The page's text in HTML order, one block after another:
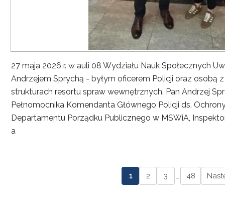
27 maja 2026 r. w auli 08 Wydziału Nauk Społecznych
Andrzejem Sprychą - byłym oficerem Policji oraz osobą
strukturach resortu spraw wewnętrznych. Pan Andrzej
Pełnomocnika Komendanta Głównego Policji ds.
Departamentu Porządku Publicznego w MSWiA,
a
1 2 3 … 48